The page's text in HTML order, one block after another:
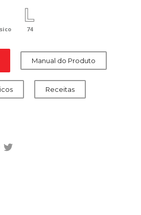
74
Manual do Produto
Receitas
Facebook